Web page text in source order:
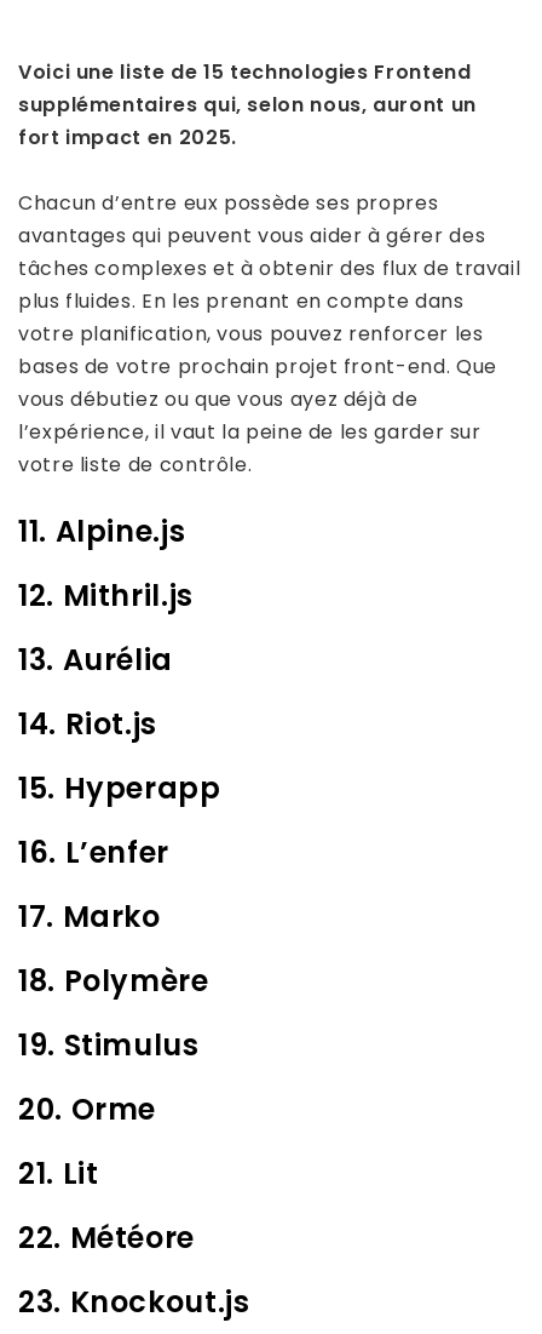
Voici une liste de 15 technologies Frontend
supplémentaires qui, selon nous, auront un
fort impact en 2025.
Chacun d’entre eux possède ses propres
avantages qui peuvent vous aider à gérer des
tâches complexes et à obtenir des flux de travail
plus fluides. En les prenant en compte dans
votre planification, vous pouvez renforcer les
bases de votre prochain projet front-end. Que
vous débutiez ou que vous ayez déjà de
l’expérience, il vaut la peine de les garder sur
votre liste de contrôle.
11. Alpine.js
12. Mithril.js
13. Aurélia
14. Riot.js
15. Hyperapp
16. L’enfer
17. Marko
18. Polymère
19. Stimulus
20. Orme
21. Lit
22. Météore
23. Knockout.js